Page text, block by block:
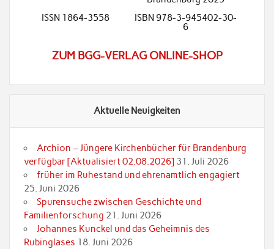
ISSN 1864-3558
ISBN 978-3-945402-30-
6
ZUM BGG-VERLAG ONLINE-SHOP
Aktuelle Neuigkeiten
Archion – Jüngere Kirchenbücher für Brandenburg
verfügbar [Aktualisiert 02.08.2026] 31. Juli 2026
früher im Ruhestand und ehrenamtlich engagiert
25. Juni 2026
Spurensuche zwischen Geschichte und
Familienforschung 21. Juni 2026
Johannes Kunckel und das Geheimnis des
Rubinglases 18. Juni 2026